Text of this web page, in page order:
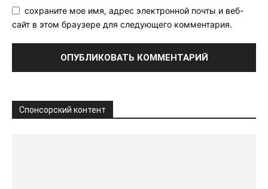
сохраните мое имя, адрес электронной почты и веб-
сайт в этом браузере для следующего комментария.
Спонсорский контент